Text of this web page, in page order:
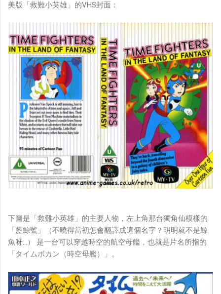
美版「救難小英雄」的VHS封面：
下圖是「救難小英雄」的主要人物，左上角那台獨角仙模樣的
「藍鯨號」（不曉得當初怎會翻譯成這個名字？明明就不是鯨
魚呀…） 是一台可以穿越時空的航空母艦，也就是片名所指的
「タイムボカン（時空母艦）」。